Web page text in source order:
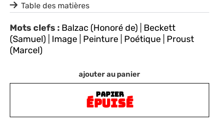
ajouter au panier
PAPIER
ÉPUISÉ
Table des matières
Mots clefs : Balzac (Honoré de)
Beckett
(Samuel)
Image Peinture Poétique Proust
(Marcel)